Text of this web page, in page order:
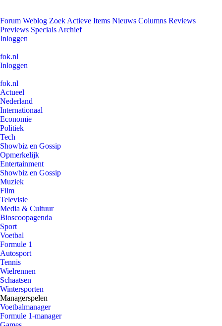
Forum Weblog Zoek Actieve Items Nieuws Columns Reviews
Previews Specials Archief
Inloggen
fok.nl
Inloggen
fok.nl
Actueel
Nederland
Internationaal
Economie
Politiek
Tech
Showbiz en Gossip
Opmerkelijk
Entertainment
Showbiz en Gossip
Muziek
Film
Televisie
Media & Cultuur
Bioscoopagenda
Sport
Voetbal
Formule 1
Autosport
Tennis
Wielrennen
Schaatsen
Wintersporten
Managerspelen
Voetbalmanager
Formule 1-manager